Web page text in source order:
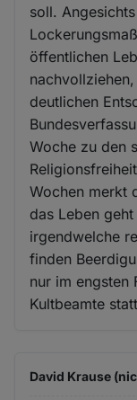
soll.
öffentlichen
deutlichen
Woche zu den
Wochen merkt
das Leben
irgendwelche
finden
nur im engsten
Kultbeamte
David Krause